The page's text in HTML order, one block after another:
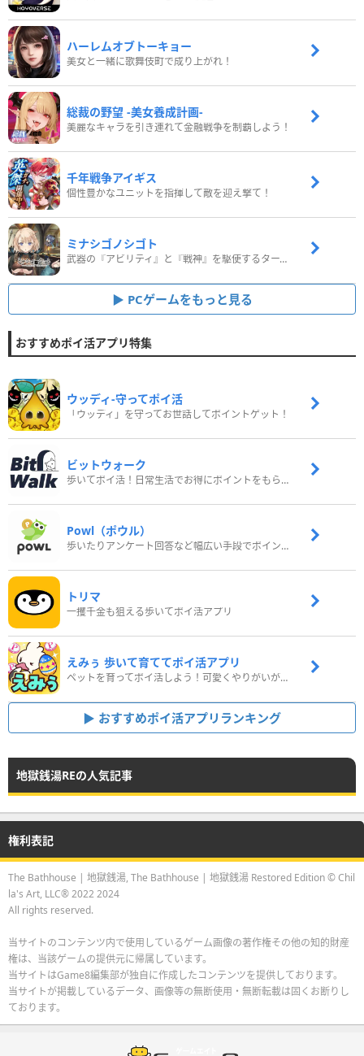
ハーレムオブトーキョー
美女と一緒に歌舞伎町で成り上がれ！
総裁の野望 -美女養成計画-
美麗なキャラを引き連れて金融戦争を制覇しよう！
千年戦争アイギス
個性豊かなユニットを指揮して敵を迎え撃て！
ミナシゴノシゴト
武器の『アビリティ』と『戦神』を駆使するターン制コマンドバトルRPG！
PCゲームをもっと見る
おすすめポイ活アプリ特集
ウッディ‐守ってポイ活
「ウッディ」を守ってお世話してポイントゲット！
ビットウォーク
歩いてポイ活！日常生活でお得にポイントをもらおう
Powl（ポウル）
歩いたりアンケート回答など幅広い手段でポイントをゲット
トリマ
一攫千金も狙える歩いてポイ活アプリ
えみぅ 歩いて育ててポイ活アプリ
ペットを育ってポイ活しよう！可愛くやりがいがある新感覚アプリ
おすすめポイ活アプリランキング
地獄銭湯REの人気記事
権利表記
The Bathhouse | 地獄銭湯, The Bathhouse | 地獄銭湯 Restored Edition © Chil
la's Art, LLC® 2022 2024
All rights reserved.
当サイトのコンテンツ内で使用しているゲーム画像の著作権その他の知的財産
権は、当該ゲームの提供元に帰属しています。
当サイトはGame8編集部が独自に作成したコンテンツを提供しております。
当サイトが掲載しているデータ、画像等の無断使用・無断転載は固くお断りし
ております。